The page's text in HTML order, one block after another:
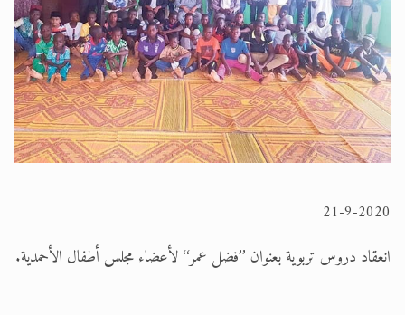
21-9-2020
انعقاد دروس تربوية بعنوان ’’فضل عمر‘‘ لأعضاء مجلس أطفال الأحمدية.